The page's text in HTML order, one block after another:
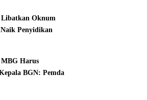
Libatkan Oknum
Penyidikan
MBG Harus
BGN: Pemda